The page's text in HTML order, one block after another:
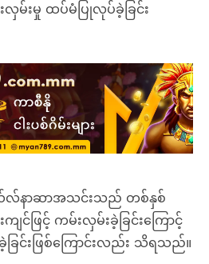
မ်းမှု ထပ်မံပြုလုပ်ခဲ့ခြင်း
နာဆာအသင်းသည် တစ်နှစ်
င်ဖြင့် ကမ်းလှမ်းခဲ့ခြင်းကြောင့်
င်းဖြစ်ကြောင်းလည်း သိရသည်။